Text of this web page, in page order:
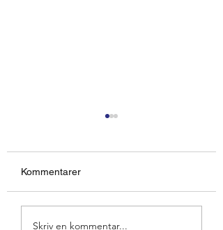
Nordlek i Arendal/Norge
Kommentarer
Skriv en kommentar...